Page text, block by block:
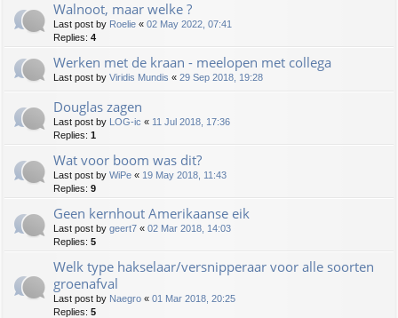
Walnoot, maar welke ?
Last post by Roelie « 02 May 2022, 07:41
Replies: 4
Werken met de kraan - meelopen met collega
Last post by Viridis Mundis « 29 Sep 2018, 19:28
Douglas zagen
Last post by LOG-ic « 11 Jul 2018, 17:36
Replies: 1
Wat voor boom was dit?
Last post by WiPe « 19 May 2018, 11:43
Replies: 9
Geen kernhout Amerikaanse eik
Last post by geert7 « 02 Mar 2018, 14:03
Replies: 5
Welk type hakselaar/versnipperaar voor alle soorten
groenafval
Last post by Naegro « 01 Mar 2018, 20:25
Replies: 5